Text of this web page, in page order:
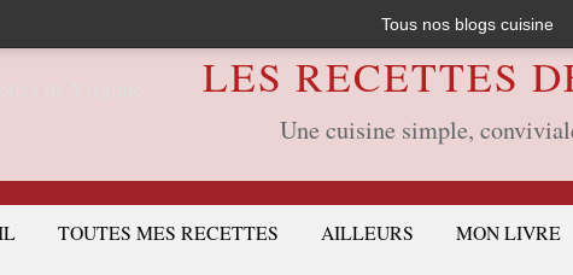
Tous nos blogs cuisine
LES RECETTES
Une cuisine simple,
TOUTES MES RECETTES AILLEURS MON LIVRE